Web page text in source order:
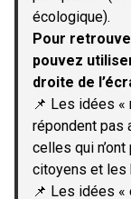
écologique).
Pour
pouvez
droite de
📌 Les idées «
répondent pas
celles qui
citoyens et les
📌 Les idées «